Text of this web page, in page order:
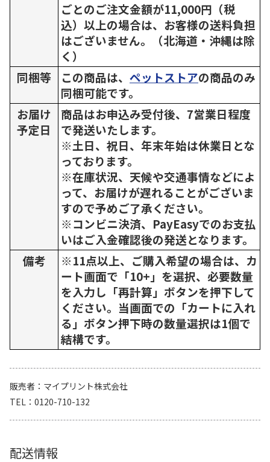
ごとのご注文金額が11,000円（税
込）以上の場合は、お客様の送料負担
はございません。（北海道・沖縄は除
く）
同梱等
この商品は、 ペットストアの商品のみ
同梱可能です。
お届け
予定日
商品はお申込み受付後、7営業日程度
で発送いたします。
※土日、祝日、年末年始は休業日とな
っております。
※在庫状況、天候や交通事情などによ
って、お届けが遅れることがございま
すので予めご了承ください。
※コンビニ決済、PayEasyでのお支払
いはご入金確認後の発送となります。
備考
※11点以上、ご購入希望の場合は、カ
ート画面で「10+」を選択、必要数量
を入力し「再計算」ボタンを押下して
ください。当画面での「カートに入れ
る」ボタン押下時の数量選択は1個で
結構です。
販売者
マイプリント株式会社
TEL
0120-710-132
配送情報